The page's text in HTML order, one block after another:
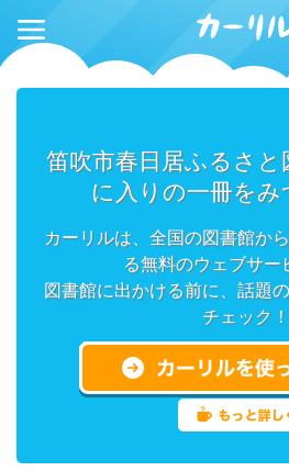
笛吹市春日居ふるさ
に入りの一冊をみ
カーリルは、全国の図書館か
る無料のウェブサー
図書館に出かける前に、話題
チェック！